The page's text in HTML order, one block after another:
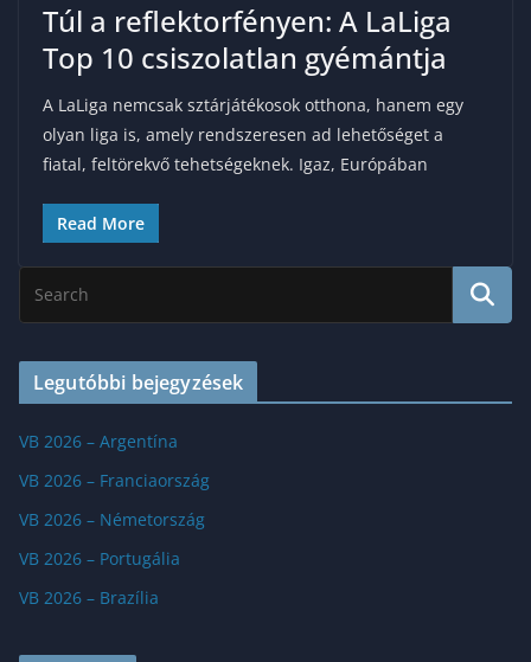
Túl a reflektorfényen: A LaLiga
Top 10 csiszolatlan gyémántja
A LaLiga nemcsak sztárjátékosok otthona, hanem egy
olyan liga is, amely rendszeresen ad lehetőséget a
fiatal, feltörekvő tehetségeknek. Igaz, Európában
Read More
Legutóbbi bejegyzések
VB 2026 – Argentína
VB 2026 – Franciaország
VB 2026 – Németország
VB 2026 – Portugália
VB 2026 – Brazília